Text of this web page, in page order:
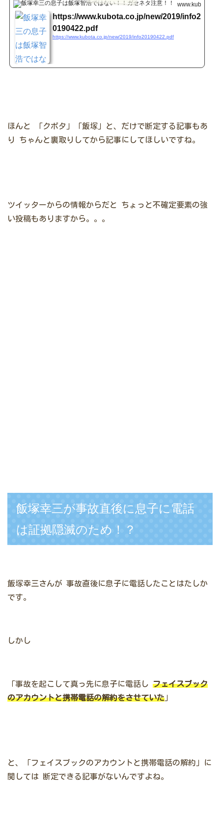
https://www.kubota.co.jp/new/2019/info2
0190422.pdf
https://www.kubota.co.jp/new/2019/info20190422.pdf
ほんと
「クボタ」「飯塚」と、だけで断定する記事もあ
り
ちゃんと裏取りしてから記事にしてほしいですね。
ツイッターからの情報からだと
ちょっと不確定要素の強
い投稿もありますから。。。
飯塚幸三が事故直後に息子に電話
は証拠隠滅のため！？
飯塚幸三さんが 事故直後に息子に電話したことはたしか
です。
しかし
「事故を起こして真っ先に息子に電話し フェイスブック
のアカウントと携帯電話の解約をさせていた 」
と、「フェイスブックのアカウントと携帯電話の解約」に
関しては 断定できる記事がないんですよね。